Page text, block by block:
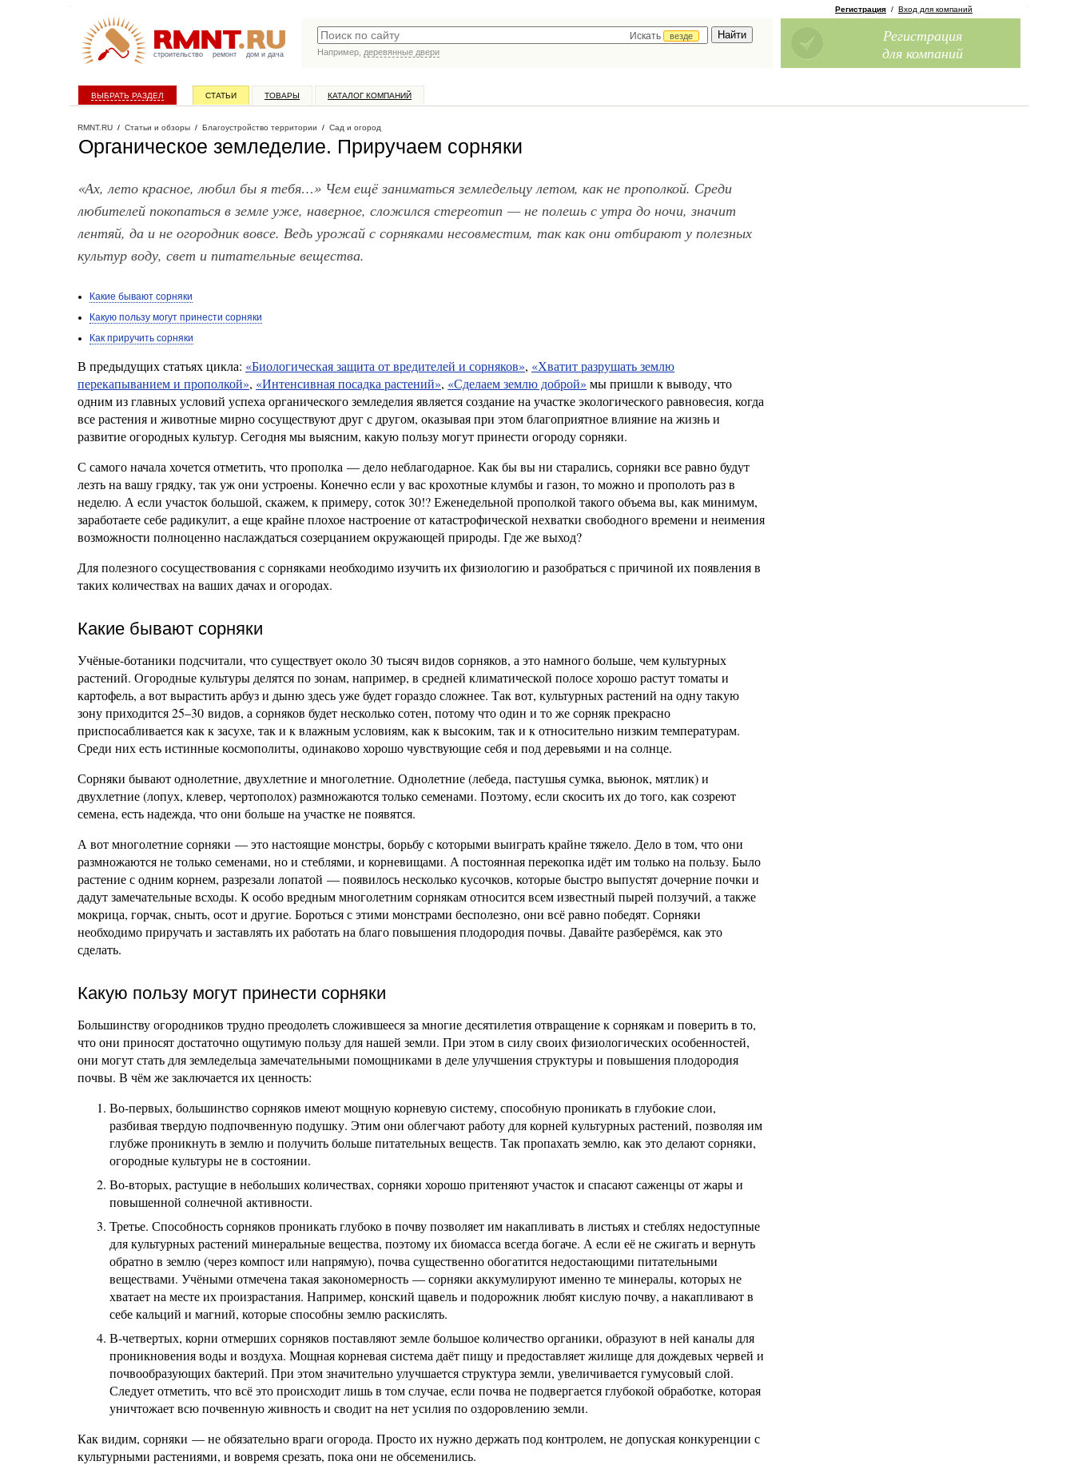
строительство ремонт дом и дача
Искать
везде
Например, деревянные двери
Регистрация / Вход для компаний
Регистрация
для компаний
ВЫБРАТЬ РАЗДЕЛ СТАТЬИ ТОВАРЫ КАТАЛОГ КОМПАНИЙ
RMNT.RU / Статьи и обзоры / Благоустройство территории / Сад и огород
Органическое земледелие. Приручаем сорняки
«Ах, лето красное, любил бы я тебя…» Чем ещё заниматься земледельцу летом, как не прополкой. Среди
любителей покопаться в земле уже, наверное, сложился стереотип — не полешь с утра до ночи, значит
лентяй, да и не огородник вовсе. Ведь урожай с сорняками несовместим, так как они отбирают у полезных
культур воду, свет и питательные вещества.
Какие бывают сорняки
Какую пользу могут принести сорняки
Как приручить сорняки
В предыдущих статьях цикла: «Биологическая защита от вредителей и сорняков», «Хватит разрушать землю
перекапыванием и прополкой», «Интенсивная посадка растений», «Сделаем землю доброй» мы пришли к выводу, что
одним из главных условий успеха органического земледелия является создание на участке экологического равновесия, когда
все растения и животные мирно сосуществуют друг с другом, оказывая при этом благоприятное влияние на жизнь и
развитие огородных культур. Сегодня мы выясним, какую пользу могут принести огороду сорняки.
С самого начала хочется отметить, что прополка — дело неблагодарное. Как бы вы ни старались, сорняки все равно будут
лезть на вашу грядку, так уж они устроены. Конечно если у вас крохотные клумбы и газон, то можно и прополоть раз в
неделю. А если участок большой, скажем, к примеру, соток 30!? Еженедельной прополкой такого объема вы, как минимум,
заработаете себе радикулит, а еще крайне плохое настроение от катастрофической нехватки свободного времени и неимения
возможности полноценно наслаждаться созерцанием окружающей природы. Где же выход?
Для полезного сосуществования с сорняками необходимо изучить их физиологию и разобраться с причиной их появления в
таких количествах на ваших дачах и огородах.
Какие бывают сорняки
Учёные-ботаники подсчитали, что существует около 30 тысяч видов сорняков, а это намного больше, чем культурных
растений. Огородные культуры делятся по зонам, например, в средней климатической полосе хорошо растут томаты и
картофель, а вот вырастить арбуз и дыню здесь уже будет гораздо сложнее. Так вот, культурных растений на одну такую
зону приходится 25–30 видов, а сорняков будет несколько сотен, потому что один и то же сорняк прекрасно
приспосабливается как к засухе, так и к влажным условиям, как к высоким, так и к относительно низким температурам.
Среди них есть истинные космополиты, одинаково хорошо чувствующие себя и под деревьями и на солнце.
Сорняки бывают однолетние, двухлетние и многолетние. Однолетние (лебеда, пастушья сумка, вьюнок, мятлик) и
двухлетние (лопух, клевер, чертополох) размножаются только семенами. Поэтому, если скосить их до того, как созреют
семена, есть надежда, что они больше на участке не появятся.
А вот многолетние сорняки — это настоящие монстры, борьбу с которыми выиграть крайне тяжело. Дело в том, что они
размножаются не только семенами, но и стеблями, и корневищами. А постоянная перекопка идёт им только на пользу. Было
растение с одним корнем, разрезали лопатой — появилось несколько кусочков, которые быстро выпустят дочерние почки и
дадут замечательные всходы. К особо вредным многолетним сорнякам относится всем известный пырей ползучий, а также
мокрица, горчак, сныть, осот и другие. Бороться с этими монстрами бесполезно, они всё равно победят. Сорняки
необходимо приручать и заставлять их работать на благо повышения плодородия почвы. Давайте разберёмся, как это
сделать.
Какую пользу могут принести сорняки
Большинству огородников трудно преодолеть сложившееся за многие десятилетия отвращение к сорнякам и поверить в то,
что они приносят достаточно ощутимую пользу для нашей земли. При этом в силу своих физиологических особенностей,
они могут стать для земледельца замечательными помощниками в деле улучшения структуры и повышения плодородия
почвы. В чём же заключается их ценность:
Во-первых, большинство сорняков имеют мощную корневую систему, способную проникать в глубокие слои,
разбивая твердую подпочвенную подушку. Этим они облегчают работу для корней культурных растений, позволяя им
глубже проникнуть в землю и получить больше питательных веществ. Так пропахать землю, как это делают сорняки,
огородные культуры не в состоянии.
Во-вторых, растущие в небольших количествах, сорняки хорошо притеняют участок и спасают саженцы от жары и
повышенной солнечной активности.
Третье. Способность сорняков проникать глубоко в почву позволяет им накапливать в листьях и стеблях недоступные
для культурных растений минеральные вещества, поэтому их биомасса всегда богаче. А если её не сжигать и вернуть
обратно в землю (через компост или напрямую), почва существенно обогатится недостающими питательными
веществами. Учёными отмечена такая закономерность — сорняки аккумулируют именно те минералы, которых не
хватает на месте их произрастания. Например, конский щавель и подорожник любят кислую почву, а накапливают в
себе кальций и магний, которые способны землю раскислять.
В-четвертых, корни отмерших сорняков поставляют земле большое количество органики, образуют в ней каналы для
проникновения воды и воздуха. Мощная корневая система даёт пищу и предоставляет жилище для дождевых червей и
почвообразующих бактерий. При этом значительно улучшается структура земли, увеличивается гумусовый слой.
Следует отметить, что всё это происходит лишь в том случае, если почва не подвергается глубокой обработке, которая
уничтожает всю почвенную живность и сводит на нет усилия по оздоровлению земли.
Как видим, сорняки — не обязательно враги огорода. Просто их нужно держать под контролем, не допуская конкуренции с
культурными растениями, и вовремя срезать, пока они не обсеменились.